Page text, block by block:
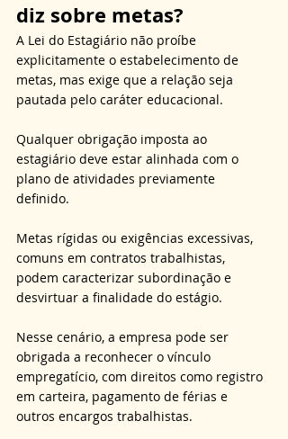
diz sobre metas?
A Lei do Estagiário não proíbe
explicitamente o estabelecimento de
metas, mas exige que a relação seja
pautada pelo caráter educacional.
Qualquer obrigação imposta ao
estagiário deve estar alinhada com o
plano de atividades previamente
definido.
Metas rígidas ou exigências excessivas,
comuns em contratos trabalhistas,
podem caracterizar subordinação e
desvirtuar a finalidade do estágio.
Nesse cenário, a empresa pode ser
obrigada a reconhecer o vínculo
empregatício, com direitos como registro
em carteira, pagamento de férias e
outros encargos trabalhistas.